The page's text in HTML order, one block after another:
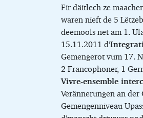
Fir däitlech ze
waren nieft de 5
deemools net am 1.
15.11.2011 d‘
Gemengerot vum 17.
2 Francophoner, 1
Vivre-ensemble
Verännerungen an der
Gemengenniveau